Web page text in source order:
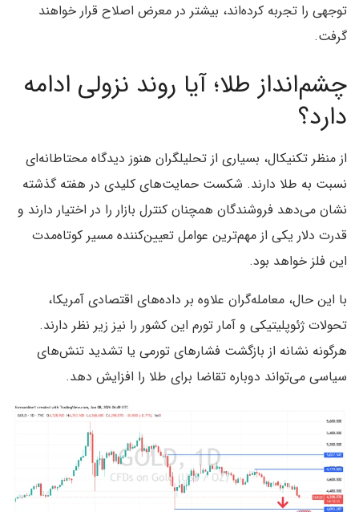
توجهی را تجربه کرده‌اند، بیشتر در معرض اصلاح قرار خواهند
گرفت.
چشم‌انداز طلا؛ آیا روند نزولی ادامه
دارد؟
از منظر تکنیکال، بسیاری از تحلیلگران هنوز دیدگاه محتاطانه‌ای
نسبت به طلا دارند. شکست حمایت‌های کلیدی در هفته گذشته
نشان می‌دهد فروشندگان همچنان کنترل بازار را در اختیار دارند و
قدرت دلار یکی از مهم‌ترین عوامل تعیین‌کننده مسیر کوتاه‌مدت
این فلز خواهد بود.
با این حال، معامله‌گران علاوه بر داده‌های اقتصادی آمریکا،
تحولات ژئوپلیتیکی و آمار تورم این کشور را نیز زیر نظر دارند.
هرگونه نشانه از بازگشت فشارهای تورمی یا تشدید تنش‌های
سیاسی می‌تواند دوباره تقاضا برای طلا را افزایش دهد.